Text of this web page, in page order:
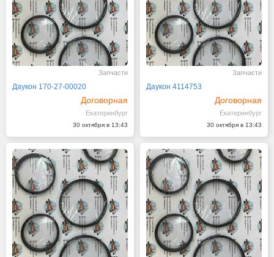
Запчасти
Даукон 170-27-00020
Договорная
Екатеринбург
30 октября в 13:43
Запчасти
Даукон 4114753
Договорная
Екатеринбург
30 октября в 13:43